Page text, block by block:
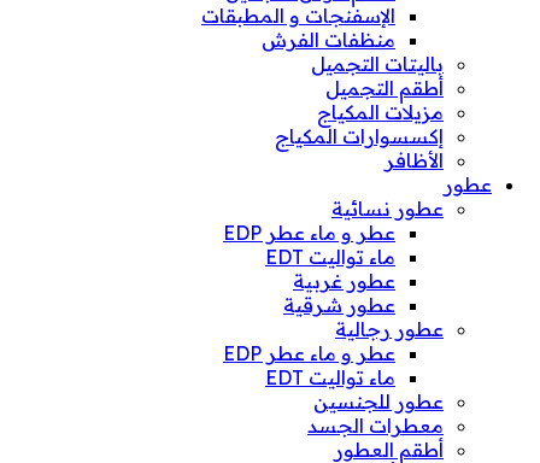
الإسفنجات و المطبقات
منظفات الفرش
باليتات التجميل
أطقم التجميل
مزيلات المكياج
إكسسوارات المكياج
الأظافر
عطور
عطور نسائية
عطر و ماء عطر EDP
ماء تواليت EDT
عطور غربية
عطور شرقية
عطور رجالية
عطر و ماء عطر EDP
ماء تواليت EDT
عطور للجنسين
معطرات الجسد
أطقم العطور